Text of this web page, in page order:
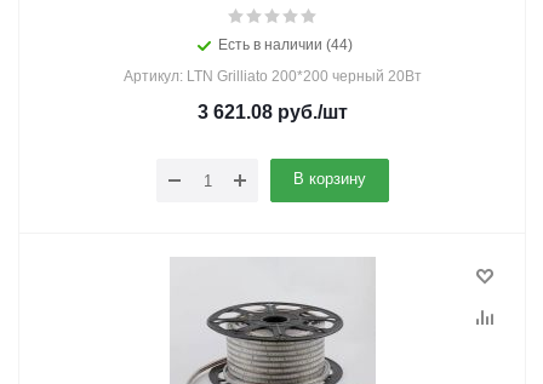
Есть в наличии (44)
Артикул: LTN Grilliato 200*200 черный 20Вт
3 621.08 руб./шт
В корзину